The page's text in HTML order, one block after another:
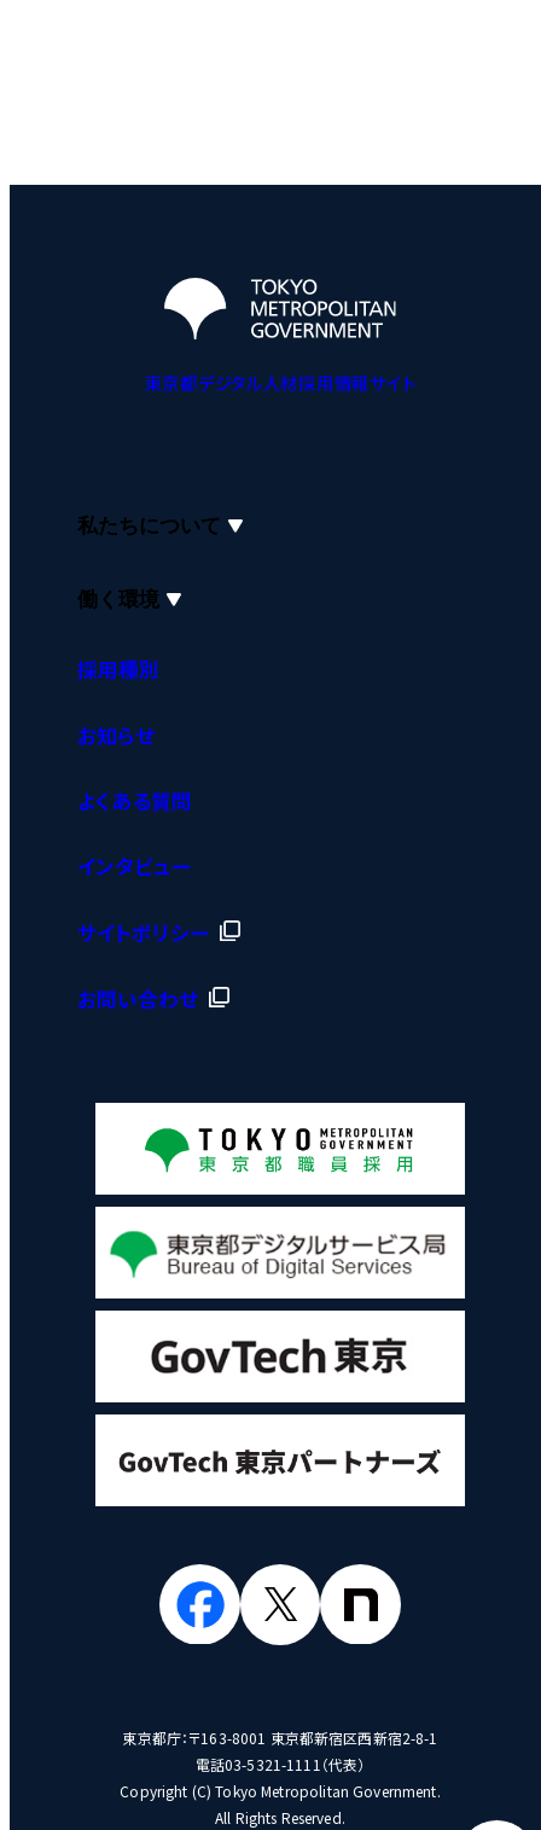
東京都デジタル人材採用情報サイト
私たちについて
働く環境
採用種別
お知らせ
よくある質問
インタビュー
サイトポリシー
お問い合わせ
東京都庁：〒163-8001 東京都新宿区西新宿2-8-1
電話03-5321-1111（代表）
Copyright (C) Tokyo Metropolitan Government.
All Rights Reserved.